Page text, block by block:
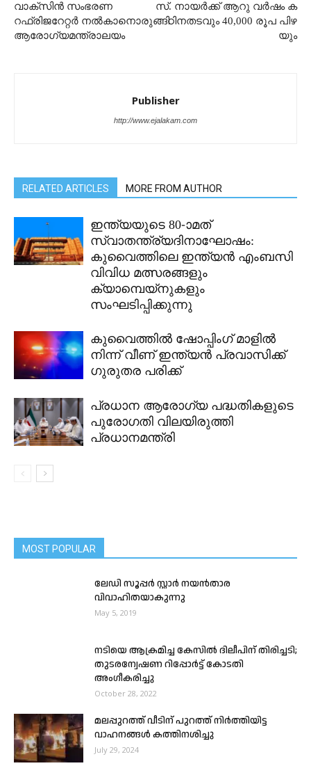
വാക്സിൻ സംഭരണ
റഫ്രിജറേറ്റർ നൽകാനൊരുങ്ങി
ആരോഗ്യമന്ത്രാലയം
സ്‌. നാ​​​യ​​​ർ​​​ക്ക്‌ ആ​​​റു വ​​​ർ​​​ഷം ക​​​
ഠി​​​ന​​​ത​​​ട​​​വും 40,000 രൂ​​​പ പി​​​ഴ​​​
യും
Publisher
http://www.ejalakam.com
RELATED ARTICLES MORE FROM AUTHOR
ഇന്ത്യയുടെ 80-ാമത്
സ്വാതന്ത്ര്യദിനാഘോഷം:
കുവൈത്തിലെ ഇന്ത്യൻ എംബസി
വിവിധ മത്സരങ്ങളും
ക്യാമ്പെയ്‌നുകളും
സംഘടിപ്പിക്കുന്നു
കുവൈത്തിൽ ഷോപ്പിംഗ് മാളിൽ
നിന്ന് വീണ് ഇന്ത്യൻ പ്രവാസിക്ക്
ഗുരുതര പരിക്ക്
പ്രധാന ആരോഗ്യ പദ്ധതികളുടെ
പുരോഗതി വിലയിരുത്തി
പ്രധാനമന്ത്രി
MOST POPULAR
ലേഡി സൂപ്പർ സ്റ്റാർ നയൻ‌താര
വിവാഹിതയാകുന്നു
May 5, 2019
നടിയെ ആക്രമിച്ച കേസിൽ ദിലീപിന് തിരിച്ചടി;
തുടരന്വേഷണ റിപ്പോർട്ട് കോടതി
അംഗീകരിച്ചു
October 28, 2022
മലപ്പുറത്ത് വീടിന് പുറത്ത് നിർത്തിയിട്ട
വാഹനങ്ങൾ കത്തിനശിച്ചു
July 29, 2024